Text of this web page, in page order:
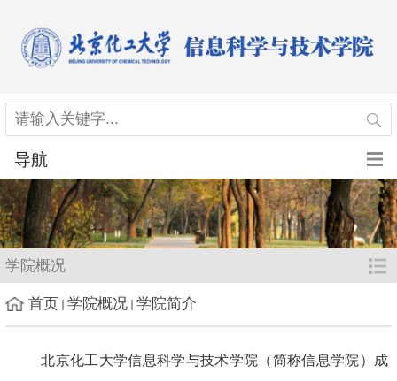
导航
学院概况
首页 学院概况 学院简介
北京化工大学信息科学与技术学院（简称信息学院）成